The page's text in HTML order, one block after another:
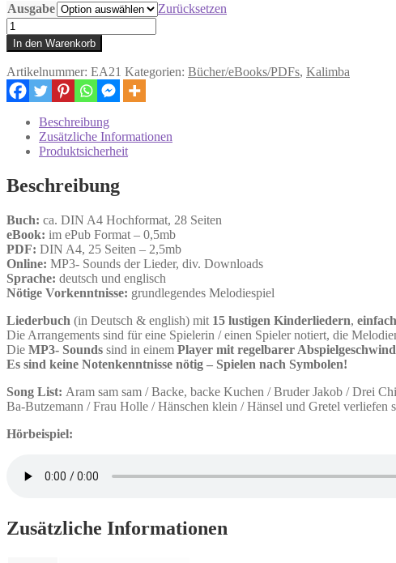
Ausgabe
Zurücksetzen
Kalimba
Easy
Arrangements
-
15
lustige
Menge
In den Warenkorb
Artikelnummer: EA21 Kategorien: Bücher/eBooks/PDFs, Kalimba
Beschreibung
Zusätzliche Informationen
Produktsicherheit
Beschreibung
Buch: ca. DIN A4 Hochformat, 28 Seiten
eBook: im ePub Format – 0,5mb
PDF: DIN A4, 25 Seiten – 2,5mb
Online: MP3- Sounds der Lieder, div. Downloads
Sprache: deutsch und englisch
Nötige Vorkenntnisse: grundlegendes Melodiespiel
Liederbuch (in Deutsch & english) mit 15 lustigen Kinderliedern,
Die Arrangements sind für eine Spielerin / einen Spieler notiert, die
Die MP3- Sounds sind in einem Player mit regelbarer
Es sind keine Notenkenntnisse nötig – Spielen nach Symbolen!
Song List: Aram sam sam / Backe, backe Kuchen / Bruder Jakob / Drei
Ba-Butzemann / Frau Holle / Hänschen klein / Hänsel und Gretel
Hörbeispiel:
Zusätzliche Informationen